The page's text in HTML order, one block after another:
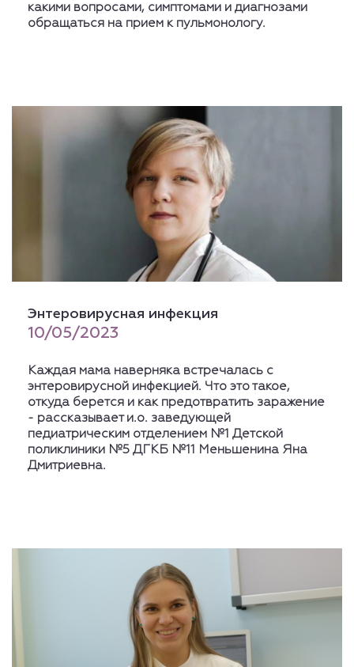
какими вопросами, симптомами и диагнозами
обращаться на прием к пульмонологу.
Энтеровирусная инфекция
10/05/2023
Каждая мама наверняка встречалась с
энтеровирусной инфекцией. Что это такое,
откуда берется и как предотвратить заражение
- рассказывает и.о. заведующей
педиатрическим отделением №1 Детской
поликлиники №5 ДГКБ №11 Меньшенина Яна
Дмитриевна.